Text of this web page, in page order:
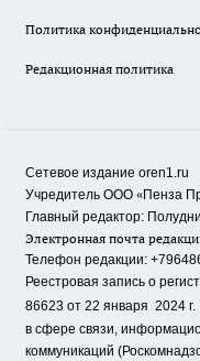
Политика
Редакционная политика
Сетевое издание oren1.ru
Учредитель ООО «Пенза
Главный редактор:
Электронная почта
Телефон редакции:
Реестровая запись о
86623 от 22 января 2024 г.
в сфере связи,
коммуникаций